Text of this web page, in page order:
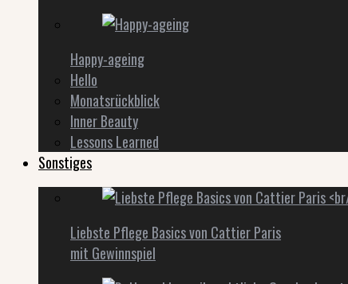
Happy-ageing
Hello
Monatsrückblick
Inner Beauty
Lessons Learned
Sonstiges
Liebste Pflege Basics von Cattier Paris
mit Gewinnspiel